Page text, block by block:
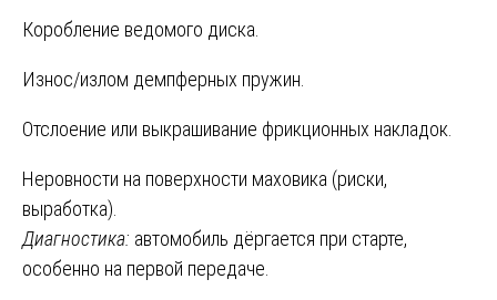
Коробление ведомого диска.
Износ/излом демпферных пружин.
Отслоение или выкрашивание фрикционных накладок.
Неровности на поверхности маховика (риски,
выработка).
Диагностика: автомобиль дёргается при старте,
особенно на первой передаче.